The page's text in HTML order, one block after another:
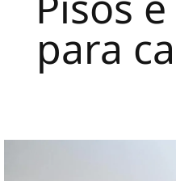
para